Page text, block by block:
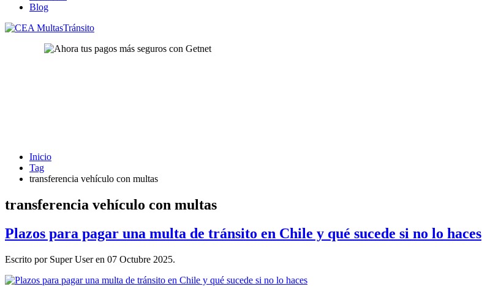
Blog
Inicio
Tag
transferencia vehículo con multas
transferencia vehículo con multas
Plazos para pagar una multa de tránsito en Chile y qué sucede si no lo haces
Escrito por Super User en 07 Octubre 2025.